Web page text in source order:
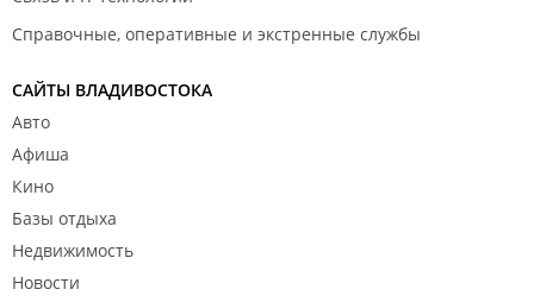
Справочные, оперативные и экстренные службы
САЙТЫ ВЛАДИВОСТОКА
Авто
Афиша
Кино
Базы отдыха
Недвижимость
Новости